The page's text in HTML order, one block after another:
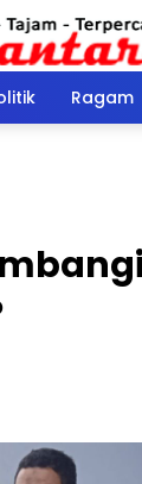
Ragam